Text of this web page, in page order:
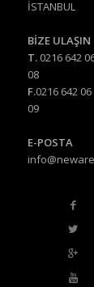
İSTANBUL
BİZE ULAŞIN
T. 0216 642
08
F.0216 642 06
09
E-POSTA